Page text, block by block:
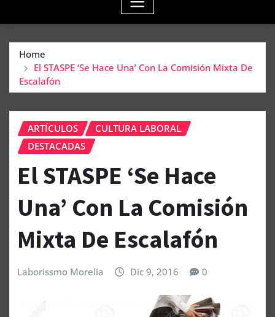
Home
El STASPE ‘Se Hace Una’ Con La Comisión Mixta De
Escalafón
ARTÍCULOS
CULTURA LABORAL
DESTACADAS
El STASPE ‘Se Hace
Una’ Con La Comisión
Mixta De Escalafón
Laborissmo Morelia Dic 9, 2016 0